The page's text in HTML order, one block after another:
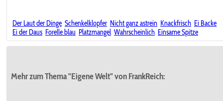
Der Laut der Dinge Schenkelklopfer Nicht ganz astrein Knackfrisch Ei Backe
Ei der Daus Forelle blau Platzmangel Wahrscheinlich Einsame Spitze
Mehr zum Thema "Eigene Welt" von FrankReich: